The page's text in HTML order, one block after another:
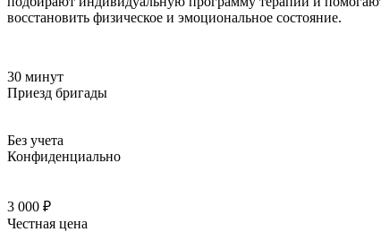
восстановить физическое и эмоциональное состояние.
30 минут
Приезд бригады
Без учета
Конфиденциально
3 000 ₽
Честная цена